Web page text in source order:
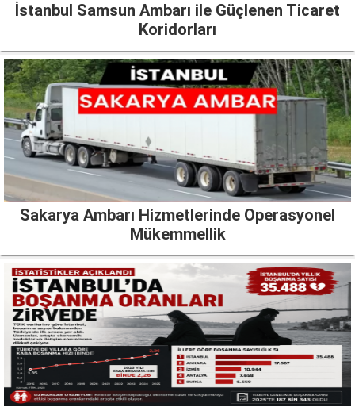
İstanbul Samsun Ambarı ile Güçlenen Ticaret
Koridorları
Sakarya Ambarı Hizmetlerinde Operasyonel
Mükemmellik